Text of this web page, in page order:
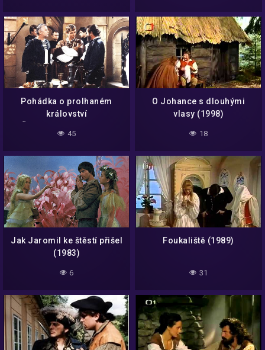
Pohádka o prolhaném
království
45
O Johance s dlouhými
vlasy (1998)
18
Jak Jaromil ke štěstí přišel
(1983)
6
Foukaliště (1989)
31